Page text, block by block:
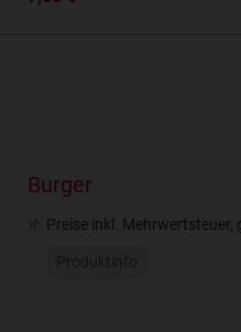
Burger
Preise inkl. Mehrwertsteuer,